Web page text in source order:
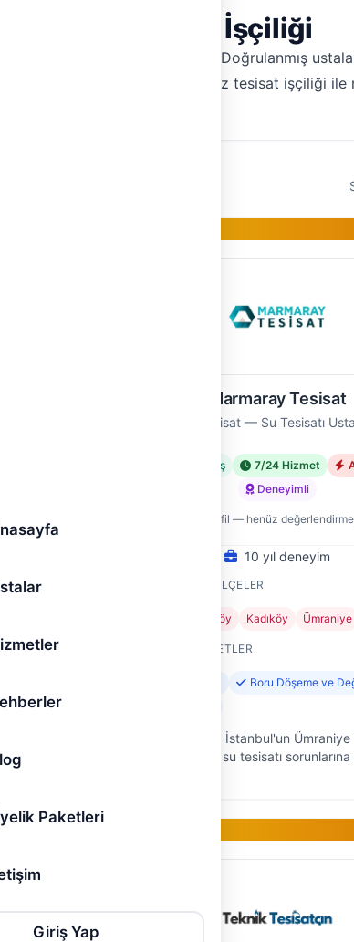
Paketleri
Giriş Yap
Tesisat İşçiliği
HemenTesisat'ı tercih edin. Doğrulanmış
Hemen teklif alın, sorunsuz tesisat işçiliği ile
Tesisat
Marmaray Tesisat
Marmaray Tesisat — Su Tesisatı
Doğrulanmış 7/24 Hizmet
Deneyimli
Yeni profil — henüz
10 yıl deneyim
HIZMET VERDIĞI İLÇELER
Çekmeköy Kadıköy Ümraniye
SUNDUĞU HIZMETLER
Boru Döşeme ve
Marmaray Tesisat, İstanbul'un
ve işyerlerinizdeki su tesisatı